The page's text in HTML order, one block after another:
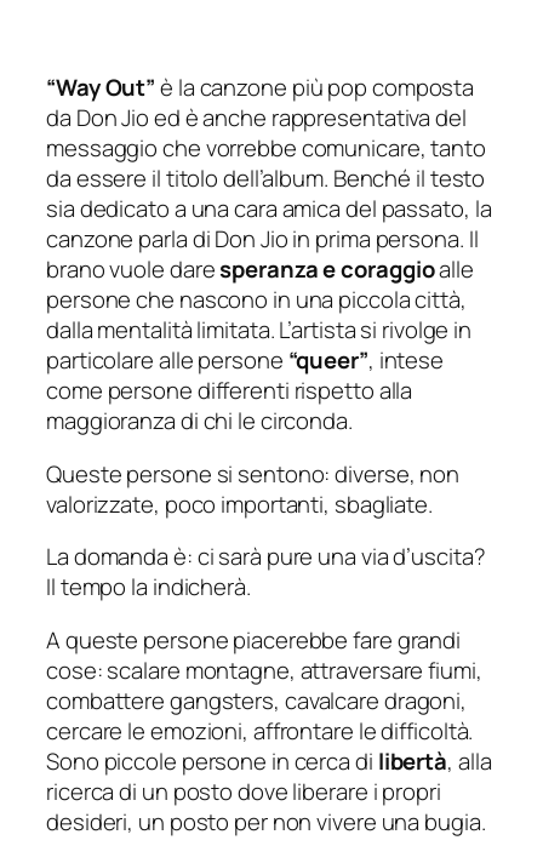
“Way Out”è la canzone più pop composta
da Don Jio ed è anche rappresentativa del
messaggio che vorrebbe comunicare, tanto
da essere il titolo dell’album. Benché il testo
sia dedicato a una cara amica del passato, la
canzone parla di Don Jio in prima persona. Il
brano vuole daresperanza e coraggioalle
persone che nascono in una piccola città,
dalla mentalità limitata. L’artista si rivolge in
particolare alle persone “queer”, intese
come persone differenti rispetto alla
maggioranza di chi le circonda.
Queste persone si sentono: diverse, non
valorizzate, poco importanti, sbagliate.
La domanda è: ci sarà pure una via d’uscita?
Il tempo la indicherà.
A queste persone piacerebbe fare grandi
cose: scalare montagne, attraversare fiumi,
combatteregangsters, cavalcare dragoni,
cercare le emozioni, affrontare le difficoltà.
Sono piccole persone in cerca di libertà, alla
ricerca di un posto dove liberare i propri
desideri, un posto per non vivere una bugia.